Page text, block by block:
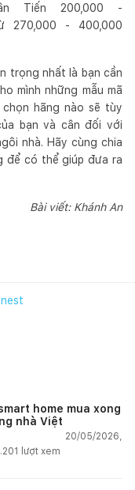
Tiến 200,000 -
270,000 - 400,000
trọng nhất là bạn cần
mình những mẫu mã
hãng nào sẽ tùy
bạn và cân đối với
nhà. Hãy cùng chia
để có thể giúp đưa ra
Bài viết: Khánh An
home mua xong
nhà Việt
20/05/2026,
lượt xem